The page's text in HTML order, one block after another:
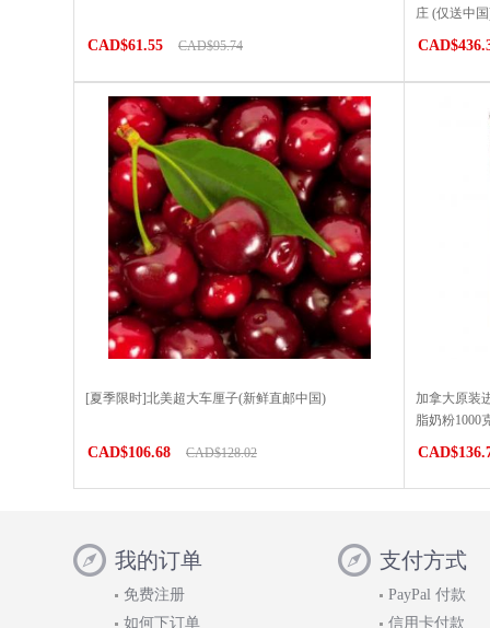
CAD$61.55 CAD$95.74
庄 (仅送中
[夏季限时]北美超大车厘子(新鲜直邮中国)
CAD$106.68 CAD$128.02
加拿大原装
脂奶粉1000
我的订单
免费注册
如何下订单
支付方式
PayPal 付款
信用卡付款